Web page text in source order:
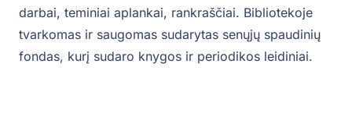
darbai, teminiai aplankai, rankraščiai. Bibliotekoje
tvarkomas ir saugomas sudarytas senųjų spaudinių
fondas, kurį sudaro knygos ir periodikos leidiniai.